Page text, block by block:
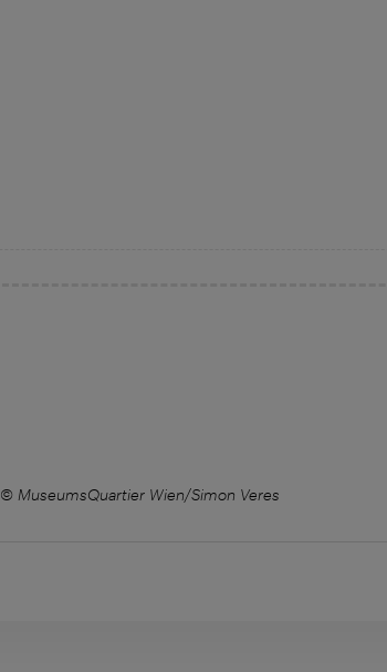
© MuseumsQuartier Wien/Simon Veres